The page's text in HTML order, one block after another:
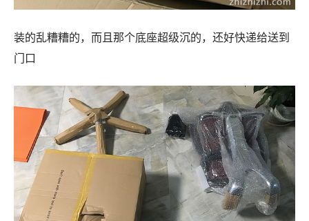
装的乱糟糟的，而且那个底座超级沉的，还好快递给送到
门口